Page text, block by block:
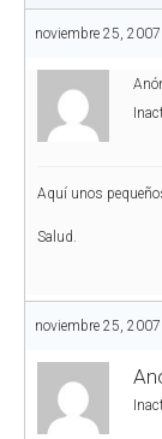
noviembre 25,
Aquí unos
Salud.
noviembre 25,